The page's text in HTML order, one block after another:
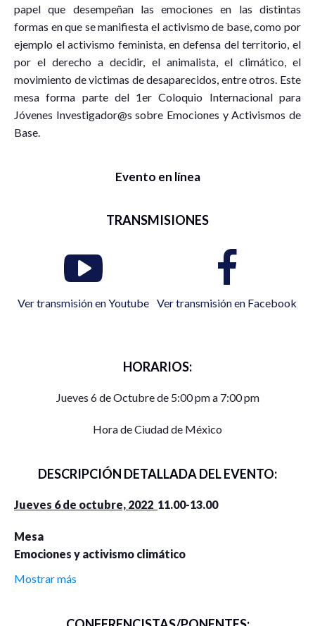
papel que desempeñan las emociones en las distintas
formas en que se manifiesta el activismo de base, como por
ejemplo el activismo feminista, en defensa del territorio, el
por el derecho a decidir, el animalista, el climático, el
movimiento de victimas de desaparecidos, entre otros. Este
mesa forma parte del 1er Coloquio Internacional para
Jóvenes Investigador@s sobre Emociones y Activismos de
Base.
Evento en línea
TRANSMISIONES
Ver transmisión en Youtube Ver transmisión en Facebook
HORARIOS:
Jueves 6 de Octubre de 5:00 pm a 7:00 pm
Hora de Ciudad de México
DESCRIPCIÓN DETALLADA DEL EVENTO:
Jueves 6 de octubre, 2022 11.00-13.00
Mesa
Emociones y activismo climático
Mostrar más